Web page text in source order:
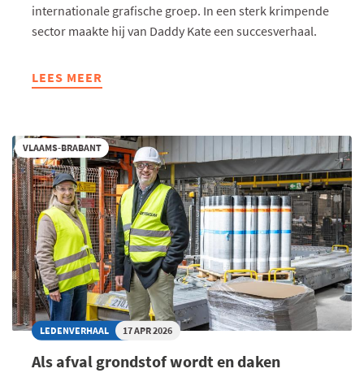
internationale grafische groep. In een sterk krimpende
sector maakte hij van Daddy Kate een succesverhaal.
LEES MEER
ABOUT
GANGMAKER
2026
EN
ZORGT
DAT
DE
SHOW
ALTIJD
DOOR
KAN
GAAN
VLAAMS-BRABANT
LEDENVERHAAL 17 APR 2026
Als afval grondstof wordt en daken